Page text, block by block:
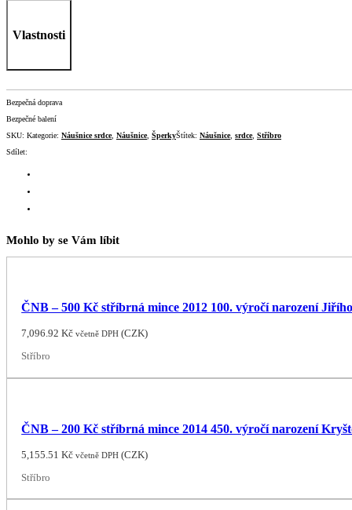
Vlastnosti
Bezpečná doprava
Bezpečné balení
SKU: Kategorie: Náušnice srdce, Náušnice, ŠperkyŠtítek: Náušnice, srdce, Stříbro
Sdílet:
Mohlo by se Vám líbit
ČNB – 500 Kč stříbrná mince 2012 100. výročí narození
7,096.92Kč včetně DPH (CZK)
Stříbro
ČNB – 200 Kč stříbrná mince 2014 450. výročí narození
5,155.51Kč včetně DPH (CZK)
Stříbro